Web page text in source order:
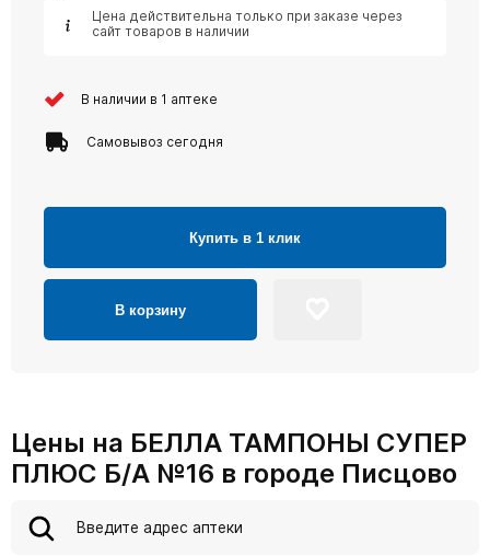
Цена действительна только при заказе через
сайт товаров в наличии
В наличии в 1 аптеке
Самовывоз сегодня
Купить в 1 клик
В корзину
Цены на БЕЛЛА ТАМПОНЫ СУПЕР
ПЛЮС Б/А №16 в городе Писцово